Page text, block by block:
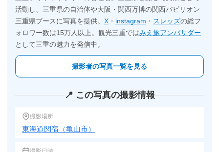
活動し、三重県の自治体や大阪・関西万博の関西パビリオン
三重県ブースに写真を提供。 X ・ instagram ・ スレッズの総フ
ォロワー数は15万人以上。観光三重ではみえ旅アンバサダー
として三重の魅力を発信中。
撮影者の写真一覧を見る
📍 この写真の撮影情報
撮影場所
東海道関宿（亀山市）